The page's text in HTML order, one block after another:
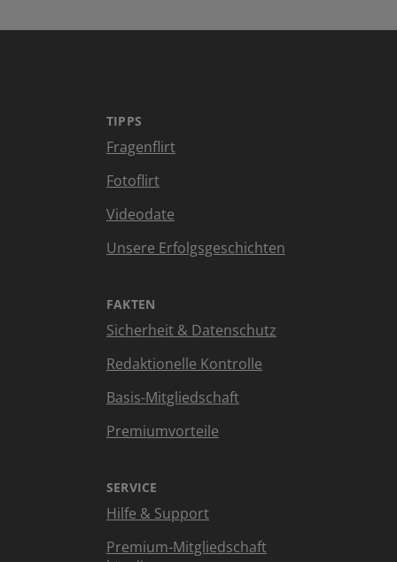
TIPPS
Fragenflirt
Fotoflirt
Videodate
Unsere Erfolgsgeschichten
FAKTEN
Sicherheit & Datenschutz
Redaktionelle Kontrolle
Basis-Mitgliedschaft
Premiumvorteile
SERVICE
Hilfe & Support
Premium-Mitgliedschaft